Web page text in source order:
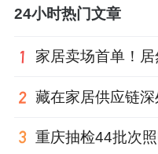
24小时热门文章